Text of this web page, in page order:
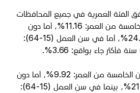
الفئة العمرية في جميع المحافظات
على النحو الآتي: دون الخامسة من العمر: 11.16%، أما دون
سن العمل (5-14): 24.74%، أما في سن العمل (15-64):
أما إقليم كوردستان، دون الخامسة من العمر: 9.92%، أما دون
سن العمل (5-14): 21.76%، بينما في سن العمل (15-64):